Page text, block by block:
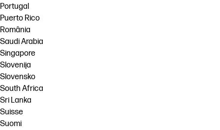
Portugal
Puerto Rico
România
Saudi Arabia
Singapore
Slovenija
Slovensko
South Africa
Sri Lanka
Suisse
Suomi